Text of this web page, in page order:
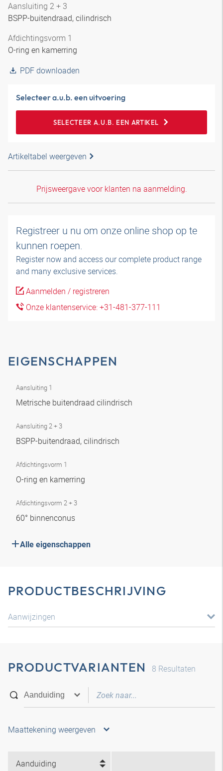
Aansluiting 2 + 3
BSPP-buitendraad, cilindrisch
Afdichtingsvorm 1
O-ring en kamerring
PDF downloaden
Selecteer a.u.b. een uitvoering
SELECTEER A.U.B. EEN ARTIKEL
Artikeltabel weergeven
Prijsweergave voor klanten na aanmelding.
Registreer u nu om onze online shop op te
kunnen roepen.
Register now and access our complete product range
and many exclusive services.
Aanmelden / registreren
Onze klantenservice: +31-481-377-111
EIGENSCHAPPEN
Aansluiting 1
Metrische buitendraad cilindrisch
Aansluiting 2 + 3
BSPP-buitendraad, cilindrisch
Afdichtingsvorm 1
O-ring en kamerring
Afdichtingsvorm 2 + 3
60° binnenconus
Alle eigenschappen
PRODUCTBESCHRIJVING
Aanwijzingen
PRODUCTVARIANTEN 8 Resultaten
Maattekening weergeven
Aanduiding